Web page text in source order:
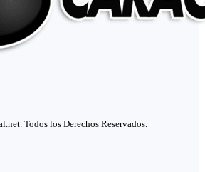
Todos los Derechos Reservados.